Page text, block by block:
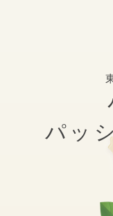
パッ